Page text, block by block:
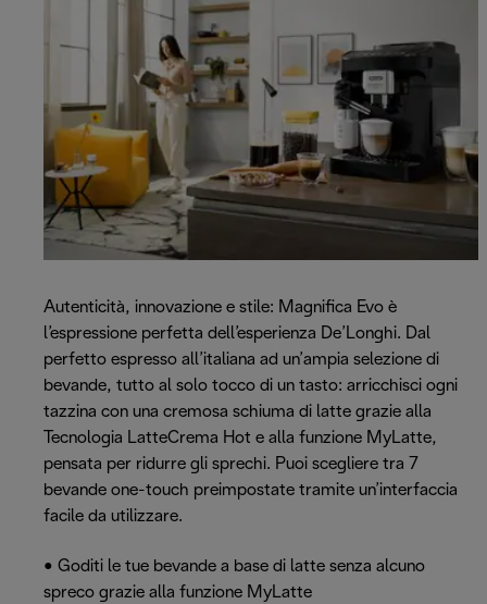
Autenticità, innovazione e stile: Magnifica Evo è
l’espressione perfetta dell’esperienza De’Longhi. Dal
perfetto espresso all’italiana ad un’ampia selezione di
bevande, tutto al solo tocco di un tasto: arricchisci ogni
tazzina con una cremosa schiuma di latte grazie alla
Tecnologia LatteCrema Hot e alla funzione MyLatte,
pensata per ridurre gli sprechi. Puoi scegliere tra 7
bevande one-touch preimpostate tramite un’interfaccia
facile da utilizzare.
• Goditi le tue bevande a base di latte senza alcuno
spreco grazie alla funzione MyLatte